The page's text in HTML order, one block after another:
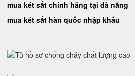
mua két sắt chính hãng tại đà nẵng
mua két sắt hàn quốc nhập khẩu